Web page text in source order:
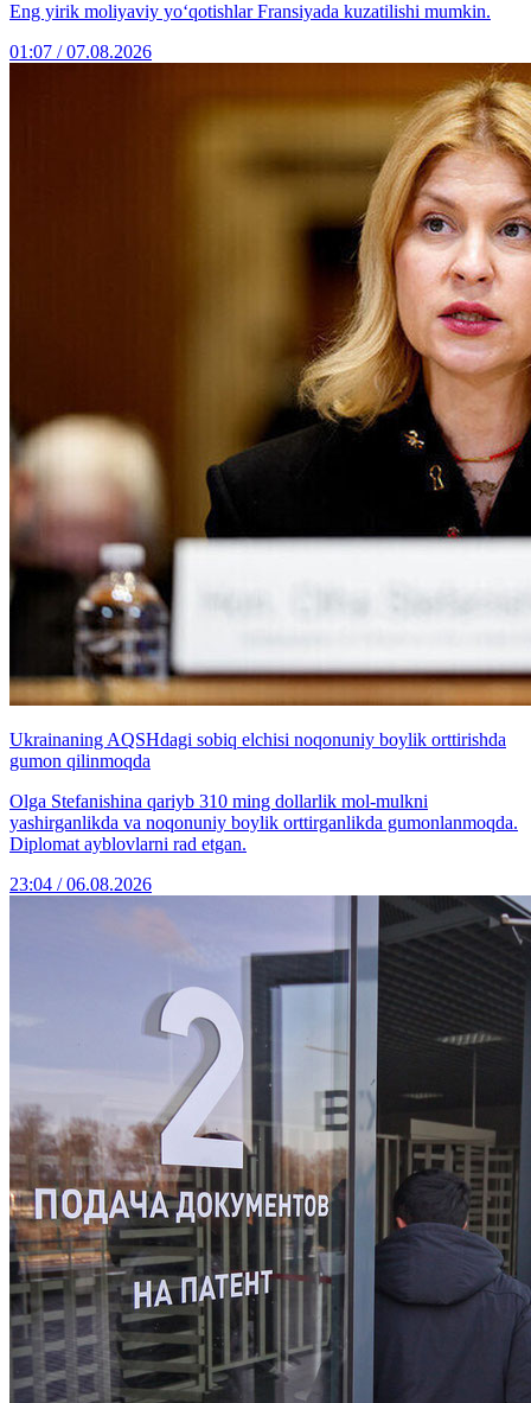
Eng yirik moliyaviy yo‘qotishlar Fransiyada kuzatilishi mumkin.
01:07 / 07.08.2026
Ukrainaning AQSHdagi sobiq elchisi noqonuniy boylik orttirishda
gumon qilinmoqda
Olga Stefanishina qariyb 310 ming dollarlik mol-mulkni
yashirganlikda va noqonuniy boylik orttirganlikda gumonlanmoqda.
Diplomat ayblovlarni rad etgan.
23:04 / 06.08.2026